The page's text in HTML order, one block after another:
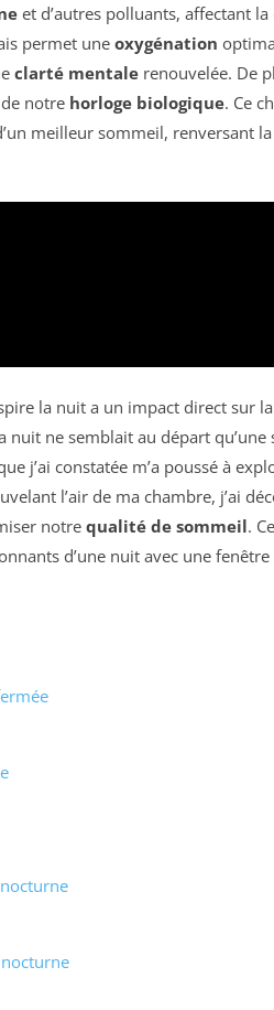
et d’autres polluants, affectant la
permet une oxygénation
clarté mentale renouvelée. De
notre horloge biologique. Ce
meilleur sommeil, renversant
la nuit a un impact direct sur
ne semblait au départ
j’ai constatée m’a poussé à
l’air de ma chambre, j’ai
notre qualité de sommeil.
d’une nuit avec une